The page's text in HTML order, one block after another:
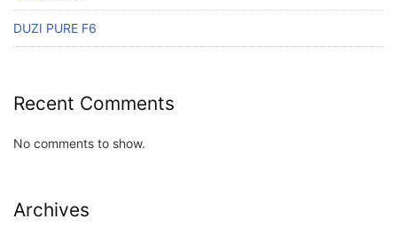
DUZI PURE F6
Recent Comments
No comments to show.
Archives